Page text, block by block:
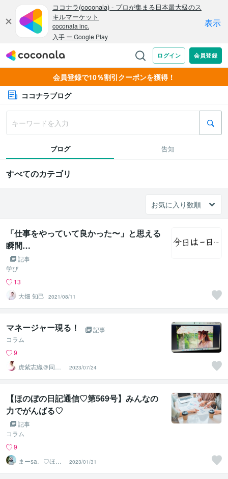
会員登録で10％割引クーポンを獲得！
ココナラブログ
ブログ 告知
すべてのカテゴリ
「仕事をやっていて良かった〜」と思える
瞬間…
記事
学び
13
大畑 知己
2021/08/11
マネージャー現る！
記事
コラム
9
虎紫志織＠同じ
目線の『駆け込
み寺』
2023/07/24
【ほのぼの日記通信♡第569号】みんなの
力でがんばる♡
記事
コラム
9
まーsa。♡ほの
ぼのブログ毎日
配信♡
2023/01/31